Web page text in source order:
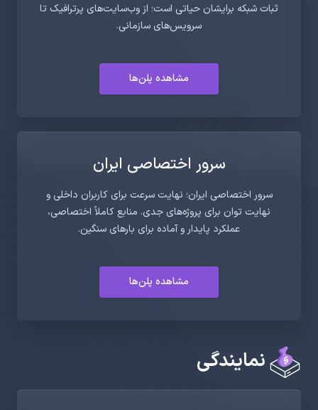
ثبات شبکه برایشان حیاتی است؛ از وب‌سایت‌های پرترافیک تا
سرویس‌های سازمانی.
مشاهده پلن‌ها
سرور اختصاصی ایران
سرور اختصاصی ایران؛ نهایت سرعت برای کاربران داخلی و
نهایت توان برای پروژه‌های جدی. منابع کاملاً اختصاصی،
عملکرد پایدار و آماده برای بارهای سنگین.
مشاهده پلن‌ها
نمایندگی